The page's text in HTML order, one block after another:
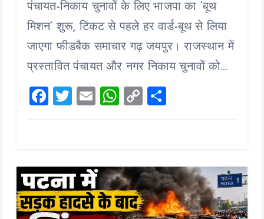
ce
b
o
o
k
tt
er
ai
l
at
s
A
p
p
p
y
Li
n
k
a
re
पंचायत-निकाय चुनावों के लिए भाजपा का ‘बूथ
मिशन’ शुरू, टिकट से पहले हर वार्ड-बूथ से लिया
जाएगा फीडबैक समाचार गढ़ जयपुर। राजस्थान में
प्रस्तावित पंचायत और नगर निकाय चुनावों को…
F
a
o
o
k
T
wi
E
m
W
h
A
p
p
C
o
Li
n
k
h